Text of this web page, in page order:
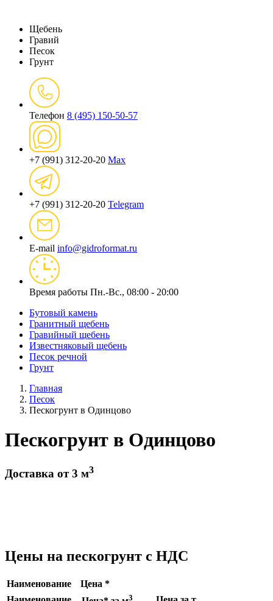
Щебень
Гравий
Песок
Грунт
Телефон 8 (495) 150-50-57
+7 (991) 312-20-20 Max
+7 (991) 312-20-20 Telegram
E-mail info@gidroformat.ru
Время работы Пн.-Вс., 08:00 - 20:00
Бутовый камень
Гранитный щебень
Гравийный щебень
Известняковый щебень
Песок речной
Грунт
Главная
Песок
Пескогрунт в Одинцово
Пескогрунт в Одинцово
Доставка от 3 м3
Цены на пескогрунт с НДС
Наименование
Цена *
3